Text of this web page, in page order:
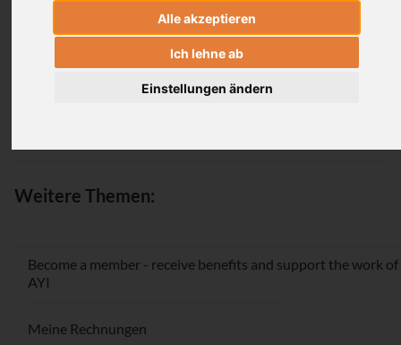
Alle akzeptieren
Ich lehne ab
Einstellungen ändern
Passwort vergessen / Registrieren
Weitere Themen:
Become a member - receive benefits and support the work of
AYI
Meine Rechnungen